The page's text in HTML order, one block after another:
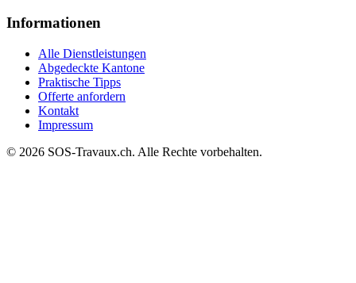
Informationen
Alle Dienstleistungen
Abgedeckte Kantone
Praktische Tipps
Offerte anfordern
Kontakt
Impressum
© 2026 SOS-Travaux.ch. Alle Rechte vorbehalten.